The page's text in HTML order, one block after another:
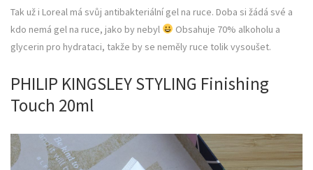
Tak už i Loreal má svůj antibakteriální gel na ruce. Doba si žádá své a
kdo nemá gel na ruce, jako by nebyl
Obsahuje 70% alkoholu a
glycerin pro hydrataci, takže by se neměly ruce tolik vysoušet.
PHILIP KINGSLEY STYLING Finishing
Touch 20ml